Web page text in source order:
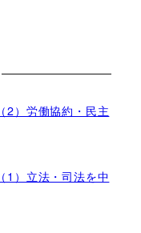
2）労働協約・民主
1）立法・司法を中